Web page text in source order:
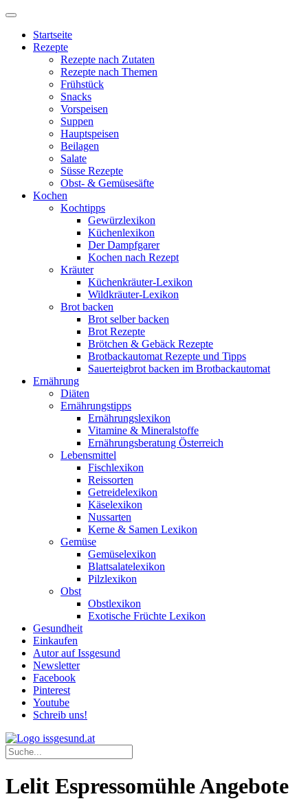
Startseite
Rezepte
Rezepte nach Zutaten
Rezepte nach Themen
Frühstück
Snacks
Vorspeisen
Suppen
Hauptspeisen
Beilagen
Salate
Süsse Rezepte
Obst- & Gemüsesäfte
Kochen
Kochtipps
Gewürzlexikon
Küchenlexikon
Der Dampfgarer
Kochen nach Rezept
Kräuter
Küchenkräuter-Lexikon
Wildkräuter-Lexikon
Brot backen
Brot selber backen
Brot Rezepte
Brötchen & Gebäck Rezepte
Brotbackautomat Rezepte und Tipps
Sauerteigbrot backen im Brotbackautomat
Ernährung
Diäten
Ernährungstipps
Ernährungslexikon
Vitamine & Mineralstoffe
Ernährungsberatung Österreich
Lebensmittel
Fischlexikon
Reissorten
Getreidelexikon
Käselexikon
Nussarten
Kerne & Samen Lexikon
Gemüse
Gemüselexikon
Blattsalatelexikon
Pilzlexikon
Obst
Obstlexikon
Exotische Früchte Lexikon
Gesundheit
Einkaufen
Autor auf Issgesund
Newsletter
Facebook
Pinterest
Youtube
Schreib uns!
Lelit Espressomühle Angebote